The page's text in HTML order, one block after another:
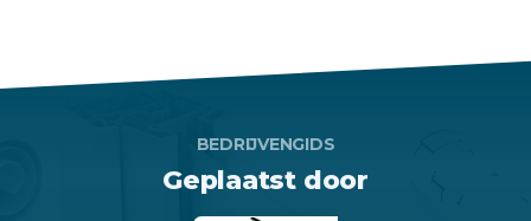
BEDRIJVENGIDS
Geplaatst door